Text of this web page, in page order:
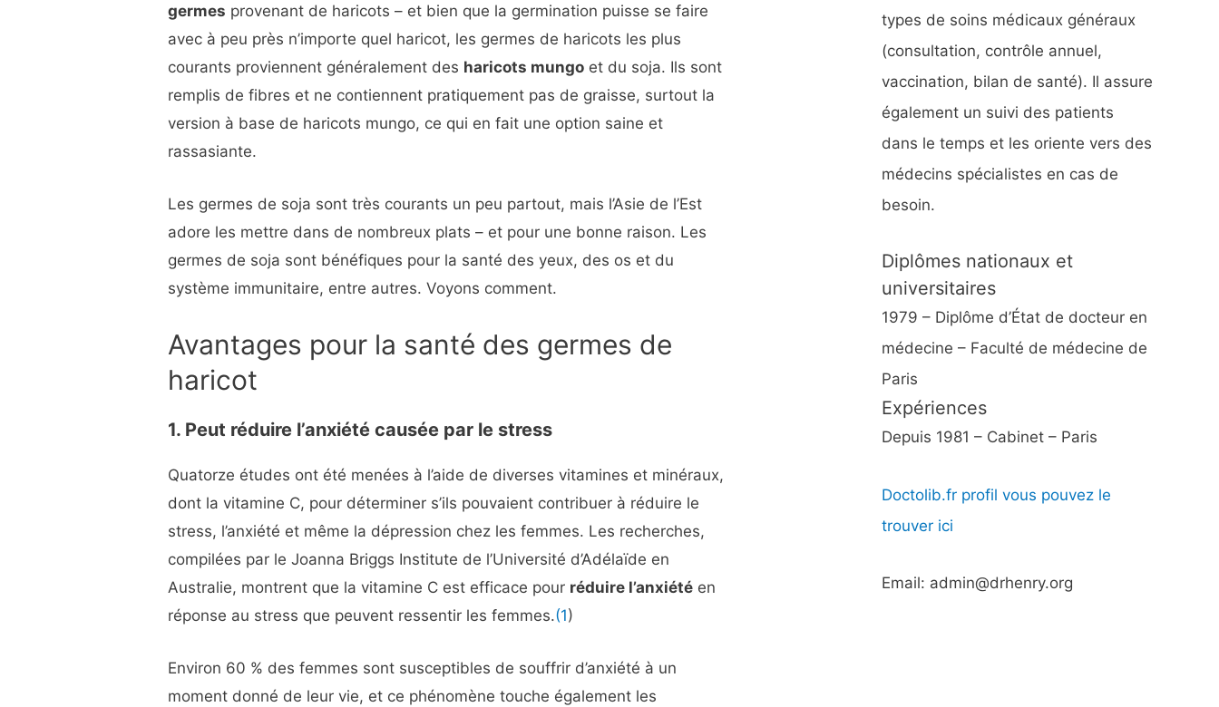
germes provenant de haricots – et bien que la germination puisse se faire
avec à peu près n’importe quel haricot, les germes de haricots les plus
courants proviennent généralement des haricots mungo et du soja. Ils sont
remplis de fibres et ne contiennent pratiquement pas de graisse, surtout la
version à base de haricots mungo, ce qui en fait une option saine et
rassasiante.
Les germes de soja sont très courants un peu partout, mais l’Asie de l’Est
adore les mettre dans de nombreux plats – et pour une bonne raison. Les
germes de soja sont bénéfiques pour la santé des yeux, des os et du
système immunitaire, entre autres. Voyons comment.
Avantages pour la santé des germes de
haricot
1. Peut réduire l’anxiété causée par le stress
Quatorze études ont été menées à l’aide de diverses vitamines et minéraux,
dont la vitamine C, pour déterminer s’ils pouvaient contribuer à réduire le
stress, l’anxiété et même la dépression chez les femmes. Les recherches,
compilées par le Joanna Briggs Institute de l’Université d’Adélaïde en
Australie, montrent que la vitamine C est efficace pour réduire l’anxiété en
réponse au stress que peuvent ressentir les femmes.(1)
Environ 60 % des femmes sont susceptibles de souffrir d’anxiété à un
moment donné de leur vie, et ce phénomène touche également les
:
types de soins médicaux généraux
(consultation, contrôle annuel,
vaccination, bilan de santé). Il assure
également un suivi des patients
dans le temps et les oriente vers des
médecins spécialistes en cas de
besoin.
Diplômes nationaux et
universitaires
1979 – Diplôme d’État de docteur en
médecine – Faculté de médecine de
Paris
Expériences
Depuis 1981 – Cabinet – Paris
Doctolib.fr profil vous pouvez le
trouver ici
Email: admin@drhenry.org